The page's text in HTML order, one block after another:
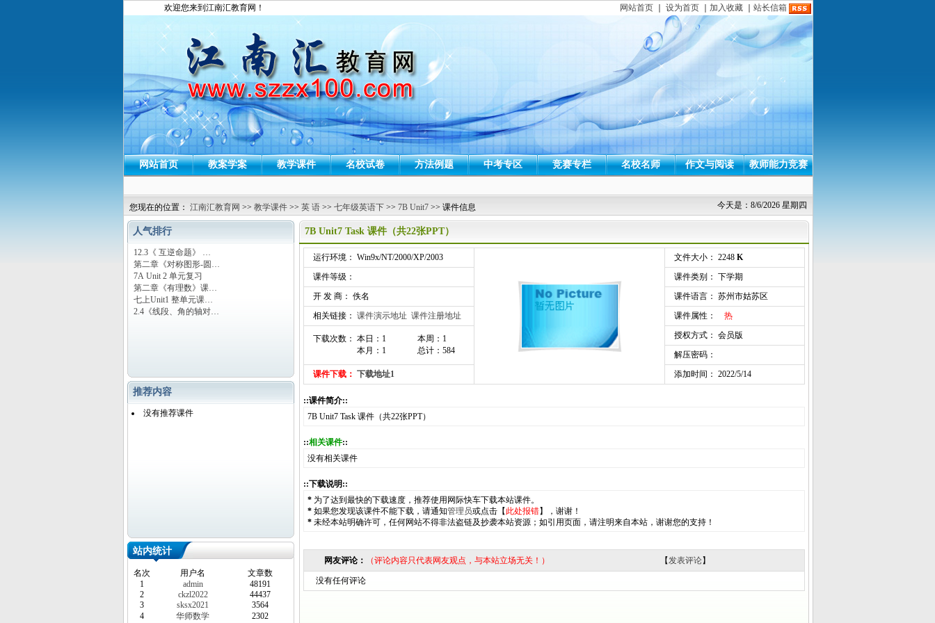
欢迎您来到江南汇教育网！ 网站首页 设为首页 加入收藏 站长信箱
网站首页 教案学案 教学课件 名校试卷 方法例题 中考专区 竞赛专栏 名校名师 作文与阅读 教师能力竞赛
今天是：8/6/2026 星期四
您现在的位置： 江南汇教育网 >> 教学课件 >> 英 语 >> 七年级英语下 >> 7B Unit7 >> 课件信息
人气排行
12.3《 互逆命题》 …
第二章《对称图形-圆…
7A Unit 2 单元复习
第二章《有理数》课…
七上Unit1 整单元课…
2.4《线段、角的轴对…
推荐内容
没有推荐课件
站内统计
名次 用户名
文章数
1
admin
48191
2
ckzl2022
44437
3
sksx2021
3564
4
华师数学
2302
7B Unit7 Task 课件（共22张PPT）
运行环境： Win9x/NT/2000/XP/2003 文件大小： 2248 K
课件等级：
课件类别： 下学期
开 发 商： 佚名
课件语言： 苏州市姑苏区
相关链接： 课件演示地址 课件注册地址 课件属性： 热
下载次数： 本日：1
本月：1
本周：1
总计：584
授权方式： 会员版
解压密码：
课件下载： 下载地址1 添加时间： 2022/5/14
::课件简介::
7B Unit7 Task 课件（共22张PPT）
::相关课件::
没有相关课件
::下载说明::
* 为了达到最快的下载速度，推荐使用网际快车下载本站课件。
* 如果您发现该课件不能下载，请通知管理员或点击【 此处报错】，谢谢！
* 未经本站明确许可，任何网站不得非法盗链及抄袭本站资源；如引用页面，请注明来自本站，谢谢您的支持！
网友评论： （评论内容只代表网友观点，与本站立场无关！） 【发表评论】
没有任何评论